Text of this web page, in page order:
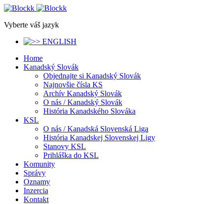
Vyberte váš jazyk
Home
Kanadský Slovák
Objednajte si Kanadský Slovák
Najnovšie čísla KS
Archív Kanadský Slovák
O nás / Kanadský Slovák
História Kanadského Slováka
KSL
O nás / Kanadská Slovenská Liga
História Kanadskej Slovenskej Ligy
Stanovy KSL
Prihláška do KSL
Komunity
Správy
Oznamy
Inzercia
Kontakt